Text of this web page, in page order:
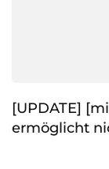
[UPDATE]
ermöglicht